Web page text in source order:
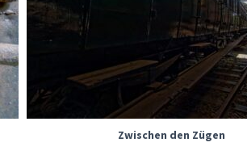
Zwischen den Zügen